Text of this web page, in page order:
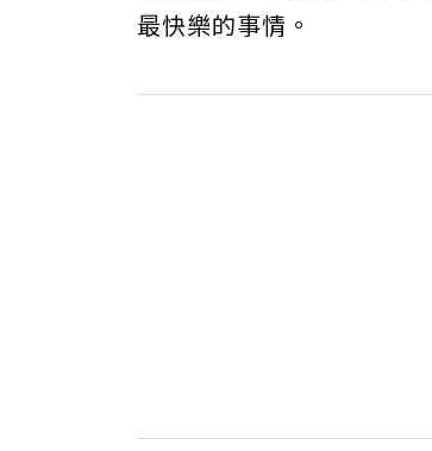
最快樂的事情。